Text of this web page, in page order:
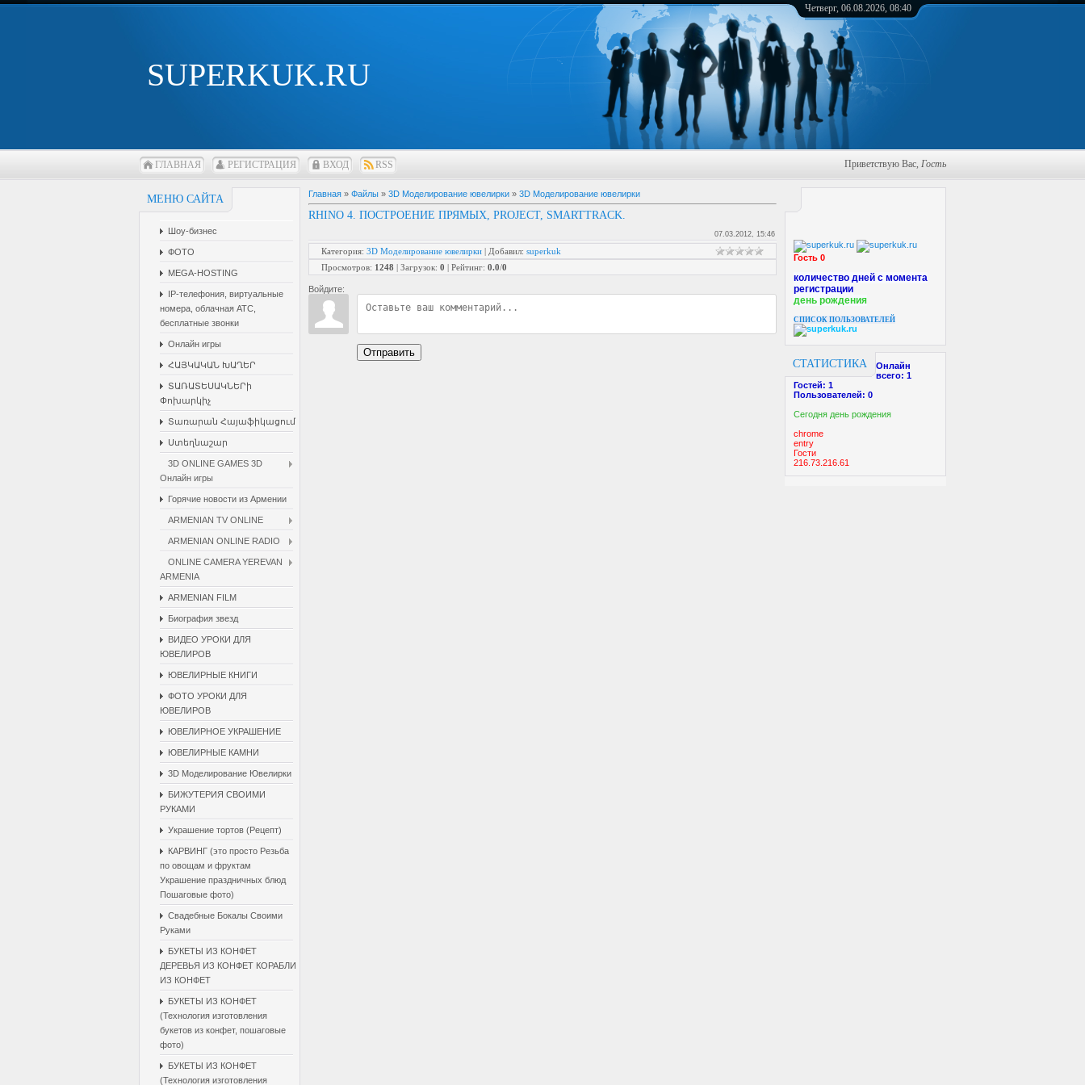
SUPERKUK.RU
Четверг, 06.08.2026, 08:40
ГЛАВНАЯ РЕГИСТРАЦИЯ ВХОД RSS Приветствую Вас, Гость
МЕНЮ САЙТА
Шоу-бизнес
ФОТО
MEGA-HOSTING
IP-телефония, виртуальные
номера, облачная АТС,
бесплатные звонки
Онлайн игры
ՀԱՅԿԱԿԱՆ ԽԱՂԵՐ
ՏԱՌԱՏԵՍԱԿՆԵՐի
Փոխարկիչ
Տառարան Հայաֆիկացում
Ստեղնաշար
3D ONLINE GAMES 3D
Онлайн игры
Горячие новости из Армении
ARMENIAN TV ONLINE
ARMENIAN ONLINE RADIO
ONLINE CAMERA YEREVAN
ARMENIA
ARMENIAN FILM
Биография звезд
ВИДЕО УРОКИ ДЛЯ
ЮВЕЛИРОВ
ЮВЕЛИРНЫЕ КНИГИ
ФОТО УРОКИ ДЛЯ
ЮВЕЛИРОВ
ЮВЕЛИРНОЕ УКРАШЕНИЕ
ЮВЕЛИРНЫЕ КАМНИ
3D Моделирование Ювелирки
БИЖУТЕРИЯ СВОИМИ
РУКАМИ
Украшение тортов (Рецепт)
КАРВИНГ (это просто Резьба
по овощам и фруктам
Украшение праздничных блюд
Пошаговые фото)
Свадебные Бокалы Cвоими
Pуками
БУКЕТЫ ИЗ КОНФЕТ
ДЕРЕВЬЯ ИЗ КОНФЕТ КОРАБЛИ
ИЗ КОНФЕТ
БУКЕТЫ ИЗ КОНФЕТ
(Технология изготовления
букетов из конфет, пошаговые
фото)
БУКЕТЫ ИЗ КОНФЕТ
(Технология изготовления
Гость 0
количество дней с момента
регистрации
день рождения
СПИСОК ПОЛЬЗОВАТЕЛЕЙ
СТАТИСТИКА
Онлайн
всего: 1
Гостей: 1
Пользователей: 0
Cегодня день рождения
chrome
entry
Гости
216.73.216.61
Главная » Файлы » 3D Моделирование ювелирки » 3D Моделирование ювелирки
RHINO 4. ПОСТРОЕНИЕ ПРЯМЫХ, PROJECT, SMARTTRACK.
07.03.2012, 15:46
Категория: 3D Моделирование ювелирки | Добавил: superkuk
Просмотров: 1248 | Загрузок: 0 | Рейтинг: 0.0/0
Войдите:
Отправить